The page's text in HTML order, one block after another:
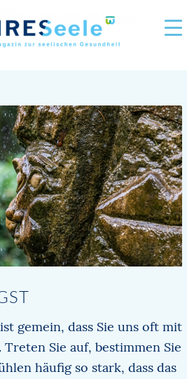
gemein, dass Sie uns oft mit
Sie auf, bestimmen Sie
häufig so stark, dass das